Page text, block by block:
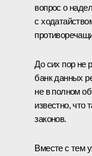
вопрос о
с
До сих пор не
банк данных
не в полном
известно,
законов.
Вместе с тем